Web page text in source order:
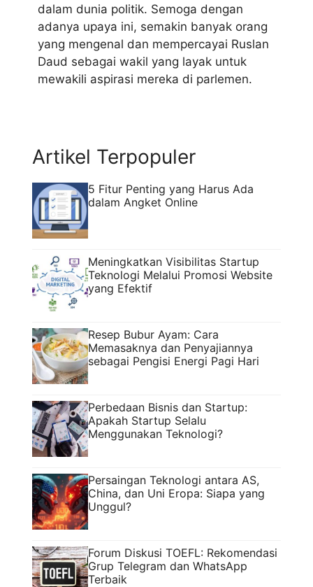
dalam dunia politik. Semoga dengan
adanya upaya ini, semakin banyak orang
yang mengenal dan mempercayai Ruslan
Daud sebagai wakil yang layak untuk
mewakili aspirasi mereka di parlemen.
Artikel Terpopuler
5 Fitur Penting yang Harus Ada
dalam Angket Online
Meningkatkan Visibilitas Startup
Teknologi Melalui Promosi Website
yang Efektif
Resep Bubur Ayam: Cara
Memasaknya dan Penyajiannya
sebagai Pengisi Energi Pagi Hari
Perbedaan Bisnis dan Startup:
Apakah Startup Selalu
Menggunakan Teknologi?
Persaingan Teknologi antara AS,
China, dan Uni Eropa: Siapa yang
Unggul?
Forum Diskusi TOEFL: Rekomendasi
Grup Telegram dan WhatsApp
Terbaik